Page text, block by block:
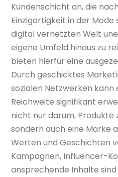
Kundenschicht an, die
Einzigartigkeit in der
digital vernetzten Welt
eigene Umfeld hinaus zu
bieten hierfür eine
Durch geschicktes
sozialen Netzwerken kann
Reichweite signifikant
nicht nur darum, Produkte
sondern auch eine Marke
Werten und Geschichten
Kampagnen, Influencer-
ansprechende Inhalte